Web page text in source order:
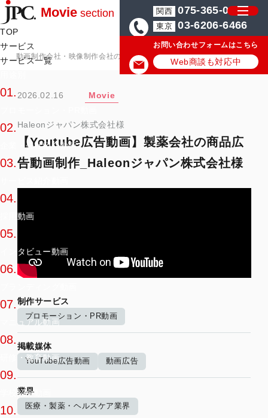
Movie section
TOP
サービス
サービス一覧
01.
02.
企業・会社紹介動画
03.
04.
採用動画
05.
インタビュー動画
06.
07.
マニュアル動画
08.
研修・教育動画
09.
学校紹介動画
10.
関西 075-365-0571
東京 03-6206-6466
お問い合わせフォームはこちら
Web商談も対応中
動画制作会社・映像制作会社のJPC 動画制作・映像制作の実績/事例
2026.02.16 Movie
Haleonジャパン株式会社様
【Youtube広告動画】製薬会社の商品広
告動画制作_Haleonジャパン株式会社様
制作サービス
プロモーション・PR動画
掲載媒体
YouTube広告動画 動画広告
業界
医療・製薬・ヘルスケア業界